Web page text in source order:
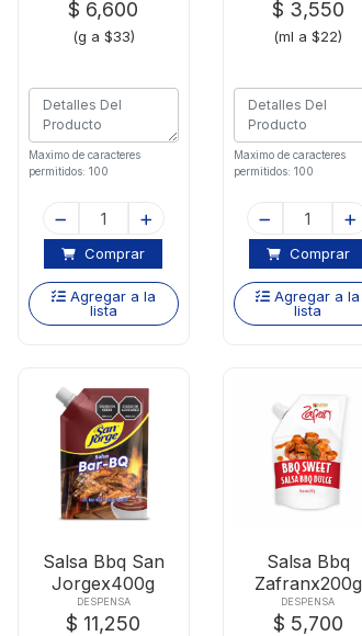
$ 6,600
(g a $33)
Maximo de caracteres
permitidos: 100
Comprar
Agregar a la
lista
$ 3,550
(ml a $22)
Maximo de caracteres
permitidos: 100
Comprar
Agregar a la
lista
Salsa Bbq San
Jorgex400g
DESPENSA
$ 11,250
Salsa Bbq
Zafranx200g
Swett
DESPENSA
$ 5,700